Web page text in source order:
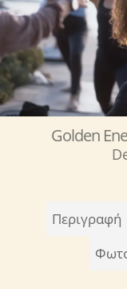
Golden
Περιγραφή